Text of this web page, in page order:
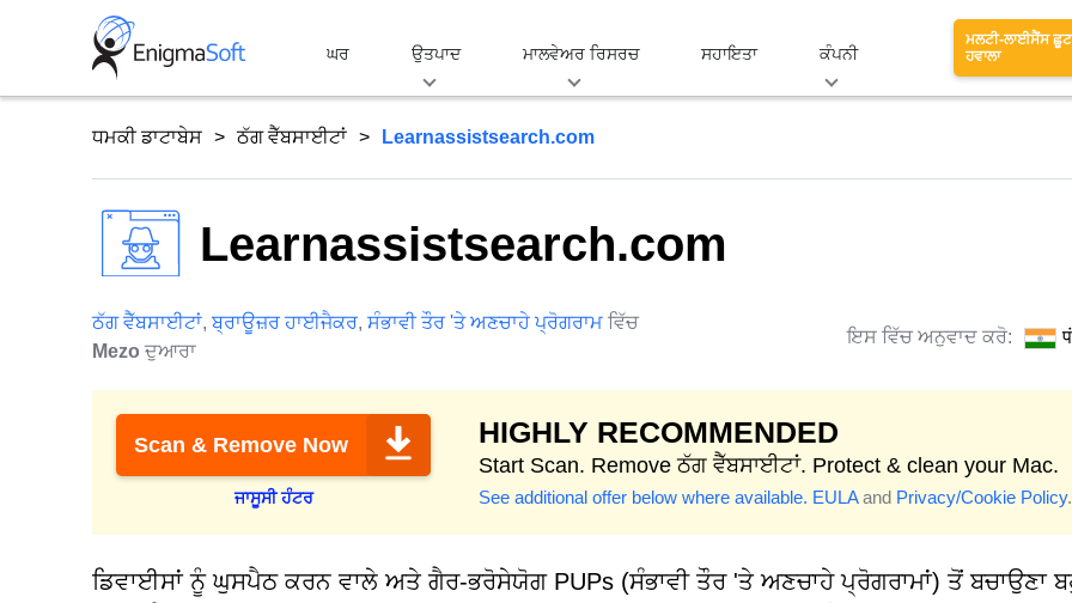
ਘਰ ਉਤਪਾਦ ਮਾਲਵੇਅਰ ਰਿਸਰਚ ਸਹਾਇਤਾ ਕੰਪਨੀ
ਮਲਟੀ-ਲਾਈਸੈਂਸ ਛੂਟ
ਹਵਾਲਾ
ਧਮਕੀ ਡਾਟਾਬੇਸ ਠੱਗ ਵੈੱਬਸਾਈਟਾਂ Learnassistsearch.com
Learnassistsearch.com
ਠੱਗ ਵੈੱਬਸਾਈਟਾਂ,ਬ੍ਰਾਊਜ਼ਰ ਹਾਈਜੈਕਰ, ਸੰਭਾਵੀ ਤੌਰ 'ਤੇ ਅਣਚਾਹੇ ਪ੍ਰੋਗਰਾਮ ਵਿੱਚ
Mezo ਦੁਆਰਾ
ਇਸ ਵਿੱਚ ਅਨੁਵਾਦ ਕਰੋ:
Scan & Remove Now
ਜਾਸੂਸੀ ਹੰਟਰ
HIGHLY RECOMMENDED
Start Scan. Remove ਠੱਗ ਵੈੱਬਸਾਈਟਾਂ. Protect & clean your Mac.
See additional offer below where available. EULAand Privacy/Cookie Policy.
ਡਿਵਾਈਸਾਂ ਨੂੰ ਘੁਸਪੈਠ ਕਰਨ ਵਾਲੇ ਅਤੇ ਗੈਰ-ਭਰੋਸੇਯੋਗ PUPs (ਸੰਭਾਵੀ ਤੌਰ 'ਤੇ ਅਣਚਾਹੇ ਪ੍ਰੋਗਰਾਮਾਂ) ਤੋਂ ਬਚਾਉਣਾ